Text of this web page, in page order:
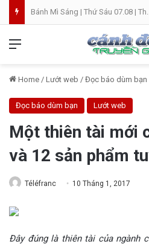
Home / Lướt web / Đọc báo dùm bạn
Đọc báo dùm bạn Lướt web
Một thiên tài mới
và 12 sản phẩm
Téléfranc 10 Tháng 1, 2017
Đây đúng là thiên tài của ngành